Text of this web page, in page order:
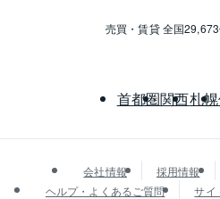
売買・賃貸 全国
首都圏関西札幌
会社情報 採用情報
ヘルプ・よくあるご質問
サイ